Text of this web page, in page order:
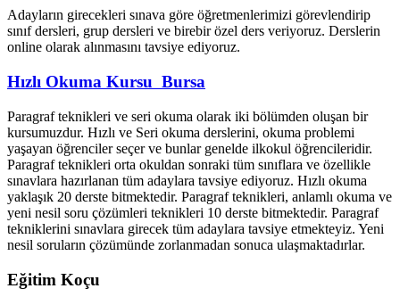
Adayların girecekleri sınava göre öğretmenlerimizi görevlendirip
sınıf dersleri, grup dersleri ve birebir özel ders veriyoruz. Derslerin
online olarak alınmasını tavsiye ediyoruz.
Hızlı Okuma Kursu Bursa
Paragraf teknikleri ve seri okuma olarak iki bölümden oluşan bir
kursumuzdur. Hızlı ve Seri okuma derslerini, okuma problemi
yaşayan öğrenciler seçer ve bunlar genelde ilkokul öğrencileridir.
Paragraf teknikleri orta okuldan sonraki tüm sınıflara ve özellikle
sınavlara hazırlanan tüm adaylara tavsiye ediyoruz. Hızlı okuma
yaklaşık 20 derste bitmektedir. Paragraf teknikleri, anlamlı okuma ve
yeni nesil soru çözümleri teknikleri 10 derste bitmektedir. Paragraf
tekniklerini sınavlara girecek tüm adaylara tavsiye etmekteyiz. Yeni
nesil soruların çözümünde zorlanmadan sonuca ulaşmaktadırlar.
Eğitim Koçu